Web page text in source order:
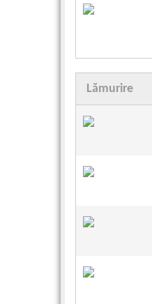
Lămurire